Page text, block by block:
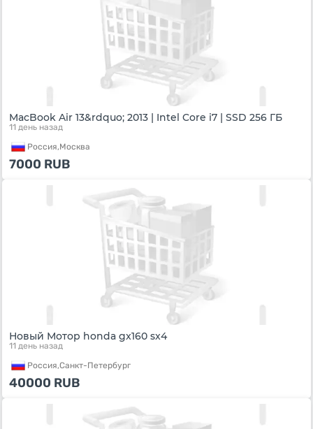
MacBook Air 13&rdquo; 2013 | Intel Core i7 | SSD 256 ГБ
11 день назад
Россия,Москва
7000 RUB
Новый Мотор honda gx160 sx4
11 день назад
Россия,Санкт-Петербург
40000 RUB